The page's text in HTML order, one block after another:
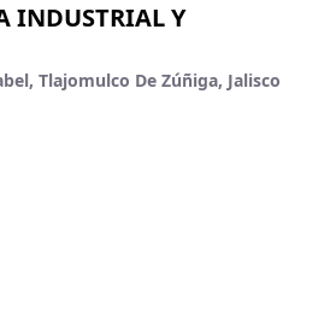
INDUSTRIAL Y
Tlajomulco De Zúñiga, Jalisco